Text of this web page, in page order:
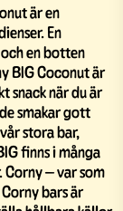
är en
En
en botten
BIG Coconut är
snack när du är
smakar gott
stora bar,
finns i många
– var som
bars är